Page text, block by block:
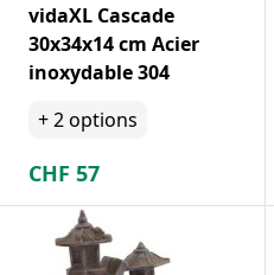
vidaXL Cascade
30x34x14 cm Acier
inoxydable 304
+2options
CHF 57